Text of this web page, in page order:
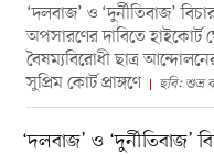
‘দলবাজ’ ও ‘দুর্নীতিবাজ’
অপসারণের দাবিতে হাইকোর্ট
বৈষম্যবিরোধী ছাত্র
সুপ্রিম কোর্ট প্রাঙ্গণে
ছবি: শুভ্র
‘দলবাজ’ ও ‘দুর্নীতিবাজ’